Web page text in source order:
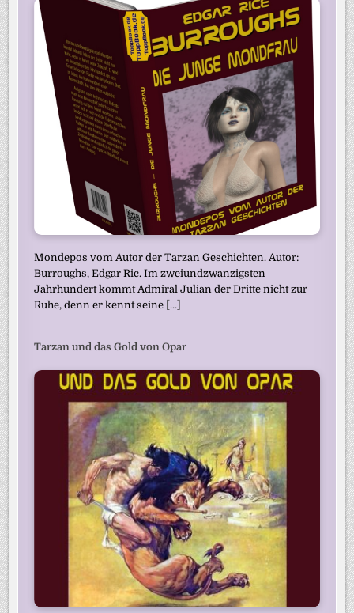
Mondepos vom Autor der Tarzan Geschichten. Autor:
Burroughs, Edgar Ric. Im zweiundzwanzigsten
Jahrhundert kommt Admiral Julian der Dritte nicht zur
Ruhe, denn er kennt seine [...]
Tarzan und das Gold von Opar